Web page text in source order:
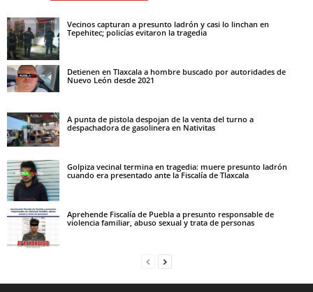
Vecinos capturan a presunto ladrón y casi lo linchan en
Tepehitec; policías evitaron la tragedia
Detienen en Tlaxcala a hombre buscado por autoridades de
Nuevo León desde 2021
A punta de pistola despojan de la venta del turno a
despachadora de gasolinera en Nativitas
Golpiza vecinal termina en tragedia: muere presunto ladrón
cuando era presentado ante la Fiscalía de Tlaxcala
Aprehende Fiscalía de Puebla a presunto responsable de
violencia familiar, abuso sexual y trata de personas